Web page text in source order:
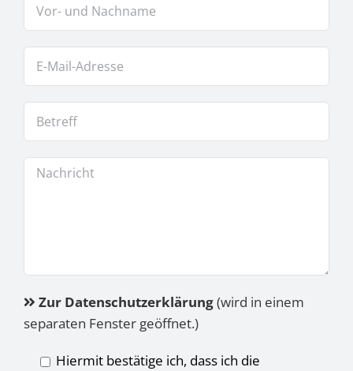
Zur Datenschutzerklärung(wird in einem
separaten Fenster geöffnet.)
Hiermit bestätige ich, dass ich die